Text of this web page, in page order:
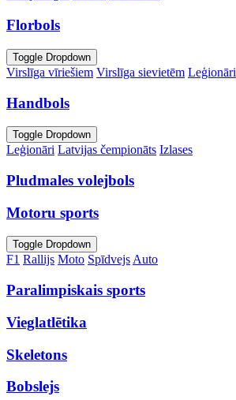
Florbols
Toggle Dropdown
Virslīga vīriešiem Virslīga sievietēm Leģionāri
Handbols
Toggle Dropdown
Leģionāri Latvijas čempionāts Izlases
Pludmales volejbols
Motoru sports
Toggle Dropdown
F1 Rallijs Moto SpīdvejsAuto
Paralimpiskais sports
Vieglatlētika
Skeletons
Bobslejs